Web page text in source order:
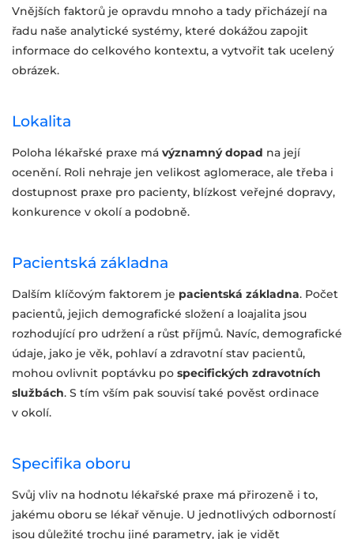
Vnějších faktorů je opravdu mnoho a tady přicházejí na
řadu naše analytické systémy, které dokážou zapojit
informace do celkového kontextu, a vytvořit tak ucelený
obrázek.
Lokalita
Poloha lékařské praxe má významný dopad na její
ocenění. Roli nehraje jen velikost aglomerace, ale třeba i
dostupnost praxe pro pacienty, blízkost veřejné dopravy,
konkurence v okolí a podobně.
Pacientská základna
Dalším klíčovým faktorem je pacientská základna. Počet
pacientů, jejich demografické složení a loajalita jsou
rozhodující pro udržení a růst příjmů. Navíc, demografické
údaje, jako je věk, pohlaví a zdravotní stav pacientů,
mohou ovlivnit poptávku po specifických zdravotních
službách. S tím vším pak souvisí také pověst ordinace
v okolí.
Specifika oboru
Svůj vliv na hodnotu lékařské praxe má přirozeně i to,
jakému oboru se lékař věnuje. U jednotlivých odborností
jsou důležité trochu jiné parametry, jak je vidět